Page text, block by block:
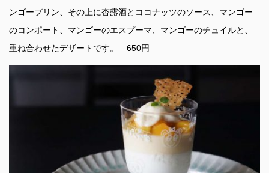
ンゴープリン、その上に杏露酒とココナッツのソース、マンゴー
のコンポート、マンゴーのエスプーマ、マンゴーのチュイルと、
重ね合わせたデザートです。 650円